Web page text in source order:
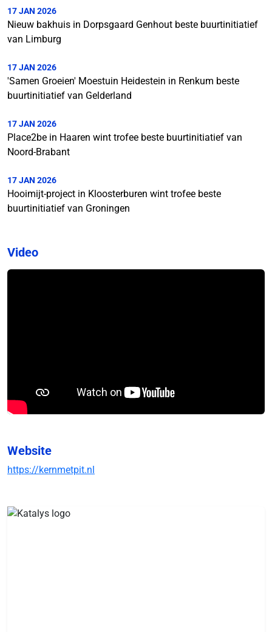
17 JAN 2026
Nieuw bakhuis in Dorpsgaard Genhout beste buurtinitiatief
van Limburg
17 JAN 2026
'Samen Groeien' Moestuin Heidestein in Renkum beste
buurtinitiatief van Gelderland
17 JAN 2026
Place2be in Haaren wint trofee beste buurtinitiatief van
Noord-Brabant
17 JAN 2026
Hooimijt-project in Kloosterburen wint trofee beste
buurtinitiatief van Groningen
Video
Website
https://kernmetpit.nl